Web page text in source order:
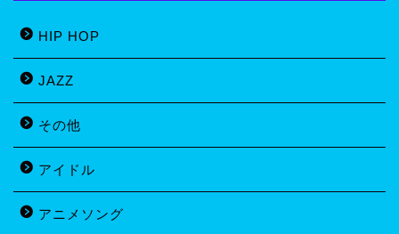
HIP HOP
JAZZ
その他
アイドル
アニメソング